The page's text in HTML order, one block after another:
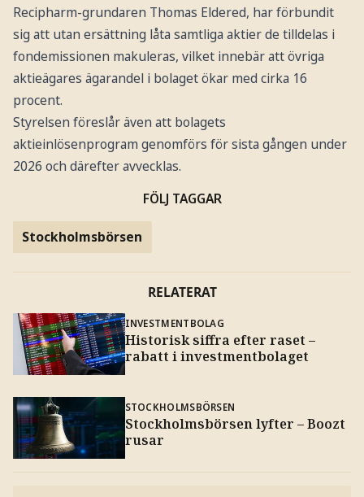
Recipharm-grundaren Thomas Eldered, har förbundit
sig att utan ersättning låta samtliga aktier de tilldelas i
fondemissionen makuleras, vilket innebär att övriga
aktieägares ägarandel i bolaget ökar med cirka 16
procent.
Styrelsen föreslår även att bolagets
aktieinlösenprogram genomförs för sista gången under
2026 och därefter avvecklas.
FÖLJ TAGGAR
Stockholmsbörsen
RELATERAT
INVESTMENTBOLAG
Historisk siffra efter raset –
rabatt i investmentbolaget
STOCKHOLMSBÖRSEN
Stockholmsbörsen lyfter – Boozt
rusar